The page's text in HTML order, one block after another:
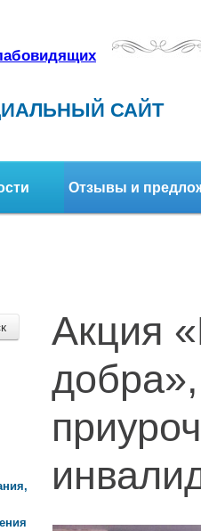
САЙТ
Отзывы и
Акция
добра»,